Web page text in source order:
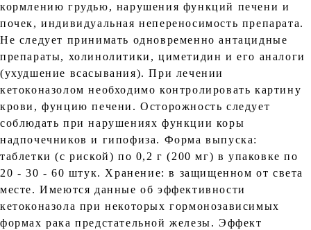
кормлению грудью, нарушения функций печени и
почек, индивидуальная непереносимость препарата.
Не следует принимать одновременно антацидные
препараты, холинолитики, циметидин и его аналоги
(ухудшение всасывания). При лечении
кетоконазолом необходимо контролировать картину
крови, фунцию печени. Осторожность следует
соблюдать при нарушениях функции коры
надпочечников и гипофиза. Форма выпуска:
таблетки (с риской) по 0,2 г (200 мг) в упаковке по
20 - 30 - 60 штук. Хранение: в защищенном от света
месте. Имеются данные об эффективности
кетоконазола при некоторых гормонозависимых
формах рака предстательной железы. Эффект